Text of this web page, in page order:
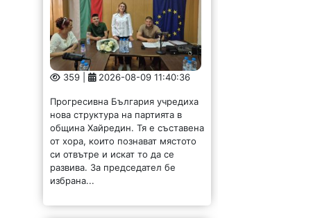
359 | 2026-08-09 11:40:36
нова структура на партията в
община Хайредин. Тя е съставена
от хора, които познават мястото
си отвътре и искат то да се
развива. За председател бе
избрана...